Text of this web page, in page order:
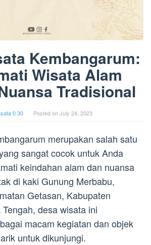
Kembangarum:
Wisata Alam
Tradisional
0 30 Posted onJuly 24, 2023
merupakan salah satu
sangat cocok untuk Anda
keindahan alam dan nuansa
di kaki Gunung Merbabu,
Getasan, Kabupaten
desa wisata ini
macam kegiatan dan objek
untuk dikunjungi.